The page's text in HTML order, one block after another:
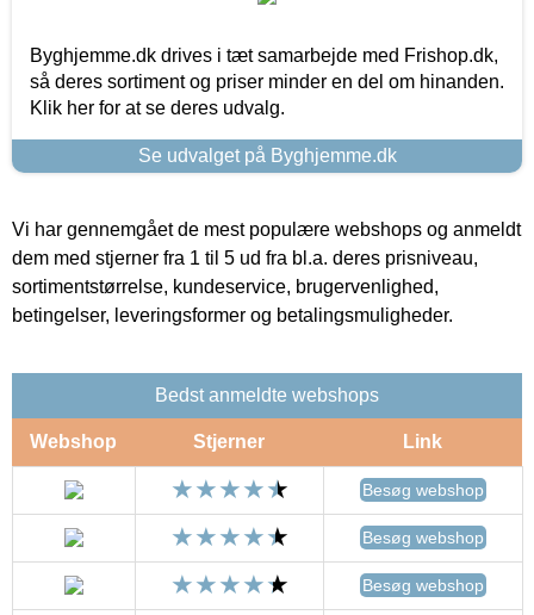
Byghjemme.dk drives i tæt samarbejde med Frishop.dk,
så deres sortiment og priser minder en del om hinanden.
Klik her for at se deres udvalg.
Se udvalget på Byghjemme.dk
Vi har gennemgået de mest populære webshops og anmeldt
dem med stjerner fra 1 til 5 ud fra bl.a. deres prisniveau,
sortimentstørrelse, kundeservice, brugervenlighed,
betingelser, leveringsformer og betalingsmuligheder.
Bedst anmeldte webshops
Webshop Stjerner Link
Besøg webshop
Besøg webshop
Besøg webshop